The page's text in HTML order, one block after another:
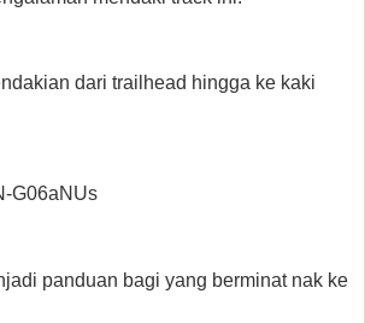
dari trailhead hingga ke kaki
G06aNUs
panduan bagi yang berminat nak ke